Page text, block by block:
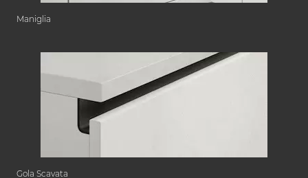
Maniglia
Gola Scavata